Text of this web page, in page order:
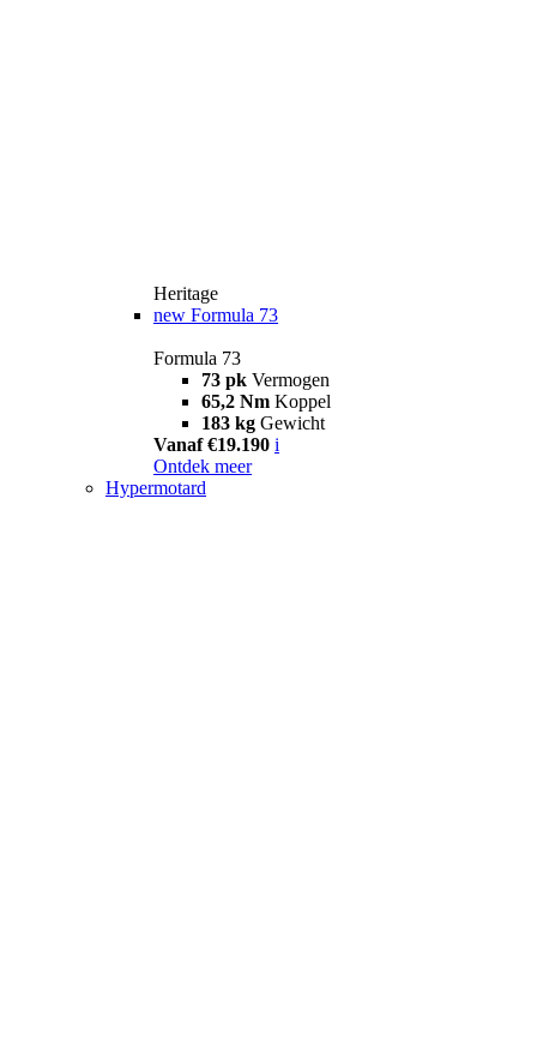
Heritage
new Formula 73
Formula 73
73 pk Vermogen
65,2 Nm Koppel
183 kg Gewicht
Vanaf €19.190 i
Ontdek meer
Hypermotard